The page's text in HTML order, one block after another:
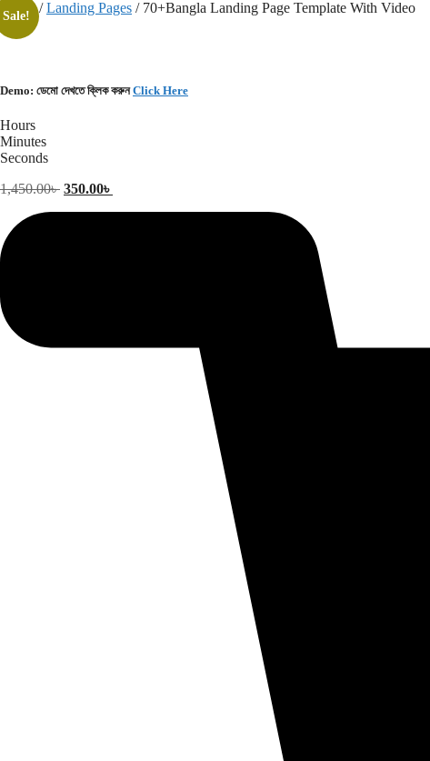
to
content
Home/Landing Pages / 70+Bangla Landing Page Template With Video
Demo: ডেমো দেখতে ক্লিক করুনClick Here
Hours
Minutes
Seconds
1,450.00৳ Original
350.00৳
Sale!